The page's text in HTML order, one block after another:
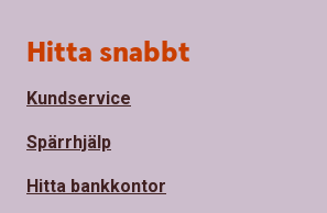
Sidfot
Hitta snabbt
Kundservice
Spärrhjälp
Hitta bankkontor